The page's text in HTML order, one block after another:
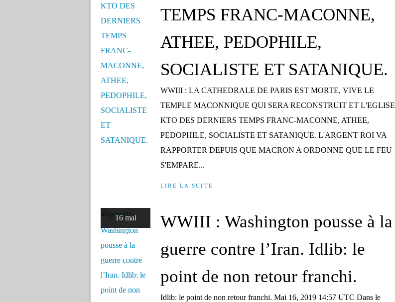
TEMPS FRANC-MACONNE,
ATHEE, PEDOPHILE,
SOCIALISTE ET SATANIQUE.
WWIII : LA CATHEDRALE DE PARIS EST MORTE, VIVE LE
TEMPLE MACONNIQUE QUI SERA RECONSTRUIT ET L'EGLISE
KTO DES DERNIERS TEMPS FRANC-MACONNE, ATHEE,
PEDOPHILE, SOCIALISTE ET SATANIQUE. L'ARGENT ROI VA
RAPPORTER DEPUIS QUE MACRON A ORDONNE QUE LE FEU
S'EMPARE...
LIRE LA SUITE
16 mai
WWIII : Washington pousse à la
guerre contre l’Iran. Idlib: le
point de non retour franchi.
Idlib: le point de non retour franchi. Mai 16, 2019 14:57 UTC Dans le